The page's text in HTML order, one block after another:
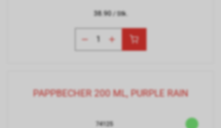
38.90/ Stk.
PAPPBECHER 200 ML, PURPLE RAIN
74125